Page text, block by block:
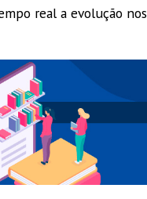
real a evolução nos